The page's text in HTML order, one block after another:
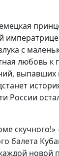
с
любовь к
выпавших
России
скучного!»
балета
новой